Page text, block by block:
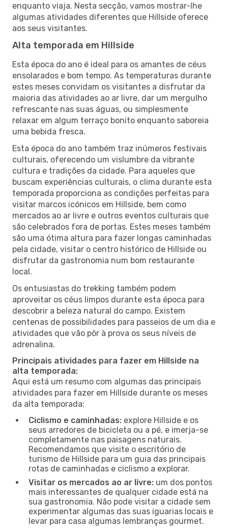
enquanto viaja. Nesta secção, vamos mostrar-lhe
algumas atividades diferentes que Hillside oferece
aos seus visitantes.
Alta temporada em Hillside
Esta época do ano é ideal para os amantes de céus
ensolarados e bom tempo. As temperaturas durante
estes meses convidam os visitantes a disfrutar da
maioria das atividades ao ar livre, dar um mergulho
refrescante nas suas águas, ou simplesmente
relaxar em algum terraço bonito enquanto saboreia
uma bebida fresca.
Esta época do ano também traz inúmeros festivais
culturais, oferecendo um vislumbre da vibrante
cultura e tradições da cidade. Para aqueles que
buscam experiências culturais, o clima durante esta
temporada proporciona as condições perfeitas para
visitar marcos icónicos em Hillside, bem como
mercados ao ar livre e outros eventos culturais que
são celebrados fora de portas. Estes meses também
são uma ótima altura para fazer longas caminhadas
pela cidade, visitar o centro histórico de Hillside ou
disfrutar da gastronomia num bom restaurante
local.
Os entusiastas do trekking também podem
aproveitar os céus limpos durante esta época para
descobrir a beleza natural do campo. Existem
centenas de possibilidades para passeios de um dia e
atividades que vão pôr à prova os seus níveis de
adrenalina.
Principais atividades para fazer em Hillside na
alta temporada:
Aqui está um resumo com algumas das principais
atividades para fazer em Hillside durante os meses
da alta temporada:
Ciclismo e caminhadas: explore Hillside e os
seus arredores de bicicleta ou a pé, e imerja-se
completamente nas paisagens naturais.
Recomendamos que visite o escritório de
turismo de Hillside para um guia das principais
rotas de caminhadas e ciclismo a explorar.
Visitar os mercados ao ar livre: um dos pontos
mais interessantes de qualquer cidade está na
sua gastronomia. Não pode visitar a cidade sem
experimentar algumas das suas iguarias locais e
levar para casa algumas lembranças gourmet.